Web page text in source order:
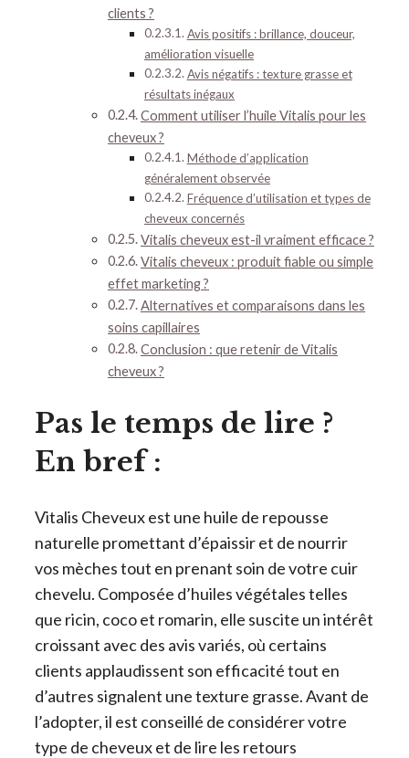
clients ?
Avis positifs : brillance, douceur,
amélioration visuelle
Avis négatifs : texture grasse et
résultats inégaux
Comment utiliser l’huile Vitalis pour les
cheveux ?
Méthode d’application
généralement observée
Fréquence d’utilisation et types de
cheveux concernés
Vitalis cheveux est-il vraiment efficace ?
Vitalis cheveux : produit fiable ou simple
effet marketing ?
Alternatives et comparaisons dans les
soins capillaires
Conclusion : que retenir de Vitalis
cheveux ?
Pas le temps de lire ?
En bref :
Vitalis Cheveux est une huile de repousse
naturelle promettant d’épaissir et de nourrir
vos mèches tout en prenant soin de votre cuir
chevelu. Composée d’huiles végétales telles
que ricin, coco et romarin, elle suscite un intérêt
croissant avec des avis variés, où certains
clients applaudissent son efficacité tout en
d’autres signalent une texture grasse. Avant de
l’adopter, il est conseillé de considérer votre
type de cheveux et de lire les retours